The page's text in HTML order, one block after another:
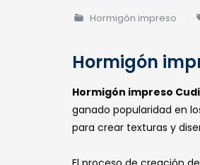
Hormigón impreso
Hormigón
Hormigón impreso
ganado popularidad en
para crear texturas y